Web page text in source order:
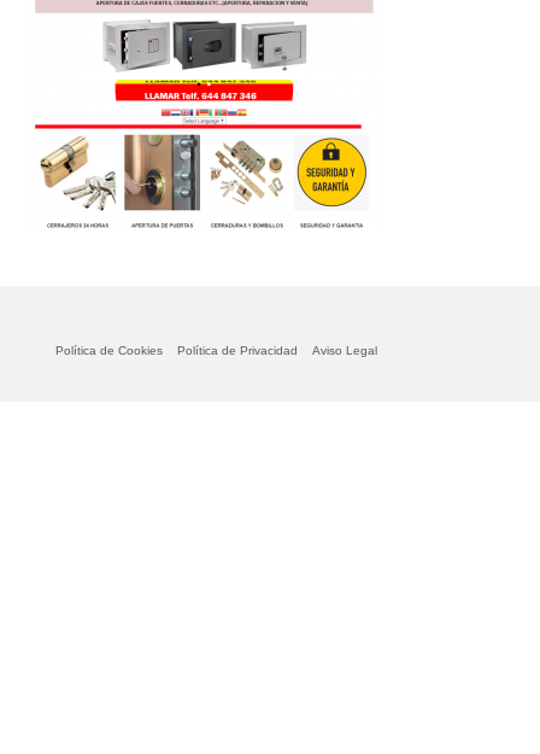
Política de Cookies Política de Privacidad Aviso Legal